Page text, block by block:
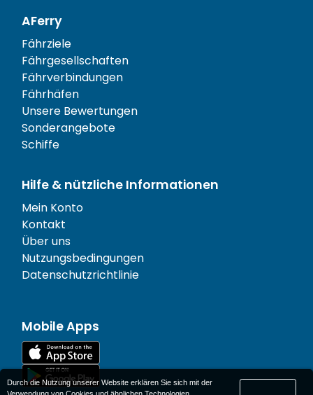
AFerry
Fährziele
Fährgesellschaften
Fährverbindungen
Fährhäfen
Unsere Bewertungen
Sonderangebote
Schiffe
Hilfe & nützliche Informationen
Mein Konto
Kontakt
Über uns
Nutzungsbedingungen
Datenschutzrichtlinie
Mobile Apps
Durch die Nutzung unserer Website erklären Sie sich mit der